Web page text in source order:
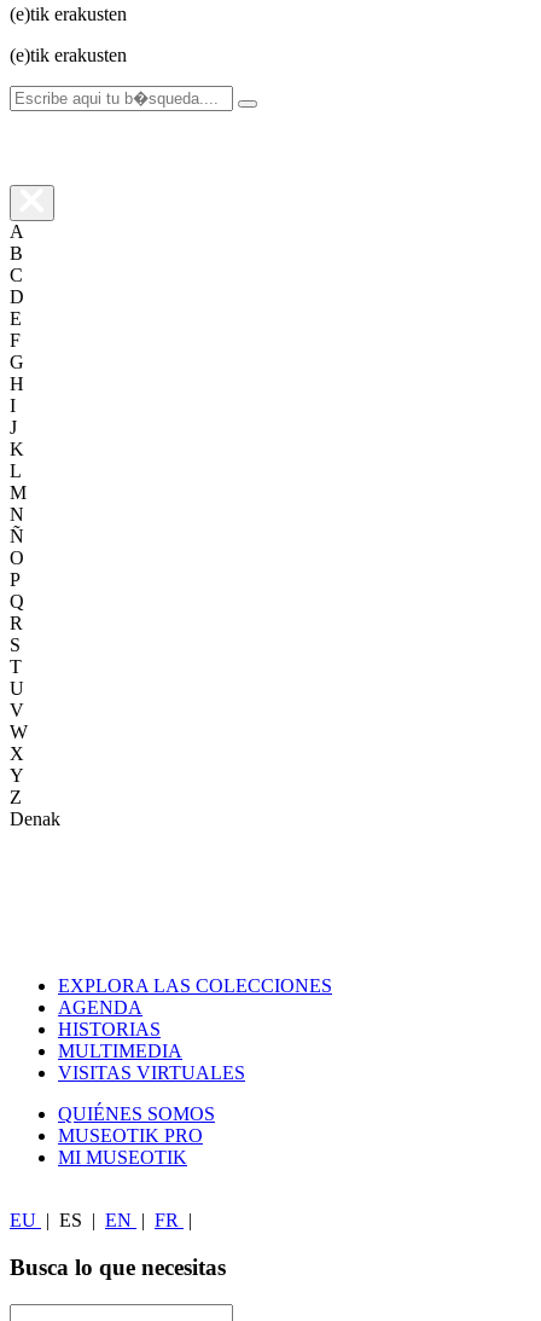
(e)tik erakusten
(e)tik erakusten
A
B
C
D
E
F
G
H
I
J
K
L
M
N
Ñ
O
P
Q
R
S
T
U
V
W
X
Y
Z
Denak
EXPLORA LAS COLECCIONES
AGENDA
HISTORIAS
MULTIMEDIA
VISITAS VIRTUALES
QUIÉNES SOMOS
MUSEOTIK PRO
MI MUSEOTIK
EU ES EN FR
Busca lo que necesitas